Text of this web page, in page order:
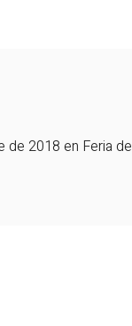
2018 en Feria de